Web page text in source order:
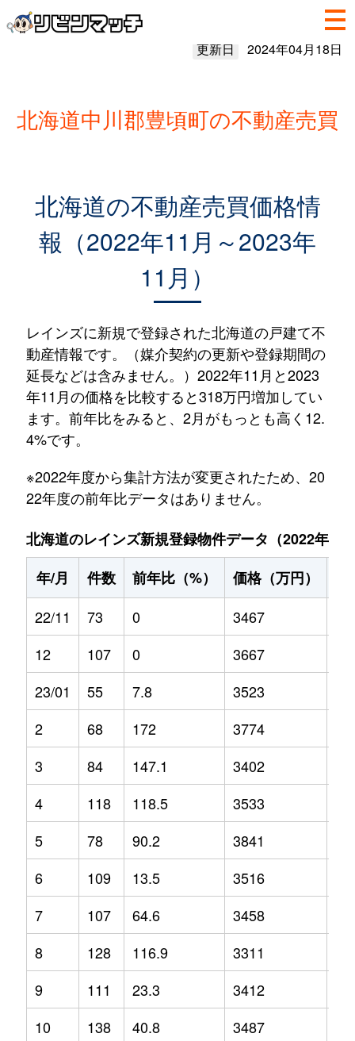
更新日 2024年04月18日
北海道中川郡豊頃町の不動産売買
北海道の不動産売買価格情
報（2022年11月～2023年
11月）
レインズに新規で登録された北海道の戸建て不
動産情報です。（媒介契約の更新や登録期間の
延長などは含みません。）2022年11月と2023
年11月の価格を比較すると318万円増加してい
ます。前年比をみると、2月がもっとも高く12.
4%です。
※2022年度から集計方法が変更されたため、20
22年度の前年比データはありません。
北海道のレインズ新規登録物件データ（2022年11
年/月
件数 前年比（%） 価格（万円）
22/11
73 0 3467
12
107 0 3667
23/01
55 7.8 3523
2
68 172 3774
3
84 147.1 3402
4
118 118.5 3533
5
78 90.2 3841
6
109 13.5 3516
7
107 64.6 3458
8
128 116.9 3311
9
111 23.3 3412
10
138 40.8 3487